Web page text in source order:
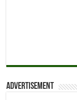
Advertisement